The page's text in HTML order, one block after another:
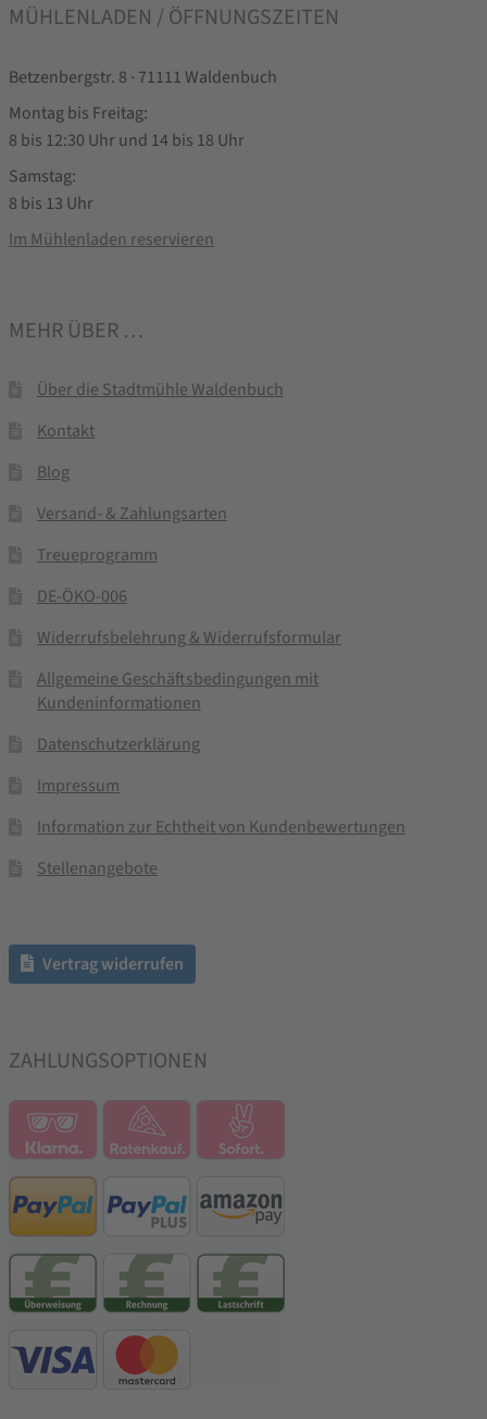
MÜHLENLADEN / ÖFFNUNGSZEITEN
Betzenbergstr. 8 · 71111 Waldenbuch
Montag bis Freitag:
8 bis 12:30 Uhr und 14 bis 18 Uhr
Samstag:
8 bis 13 Uhr
Im Mühlenladen reservieren
MEHR ÜBER …
Über die Stadtmühle Waldenbuch
Kontakt
Blog
Versand- & Zahlungsarten
Treueprogramm
DE-ÖKO-006
Widerrufsbelehrung & Widerrufsformular
Allgemeine Geschäftsbedingungen mit
Kundeninformationen
Datenschutzerklärung
Impressum
Information zur Echtheit von Kundenbewertungen
Stellenangebote
Vertrag widerrufen
ZAHLUNGSOPTIONEN